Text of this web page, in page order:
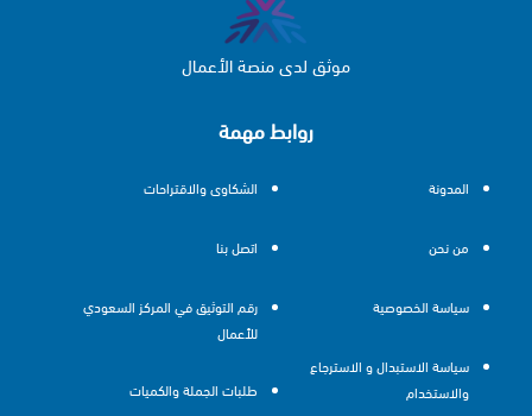
روابط مهمة
المدونة
من نحن
سياسة الخصوصية
سياسة الاستبدال و الاسترجاع
والاستخدام
الشكاوى والاقتراحات
اتصل بنا
رقم التوثيق في المركز السعودي
للأعمال
طلبات الجملة والكميات
موثق لدى منصة الأعمال